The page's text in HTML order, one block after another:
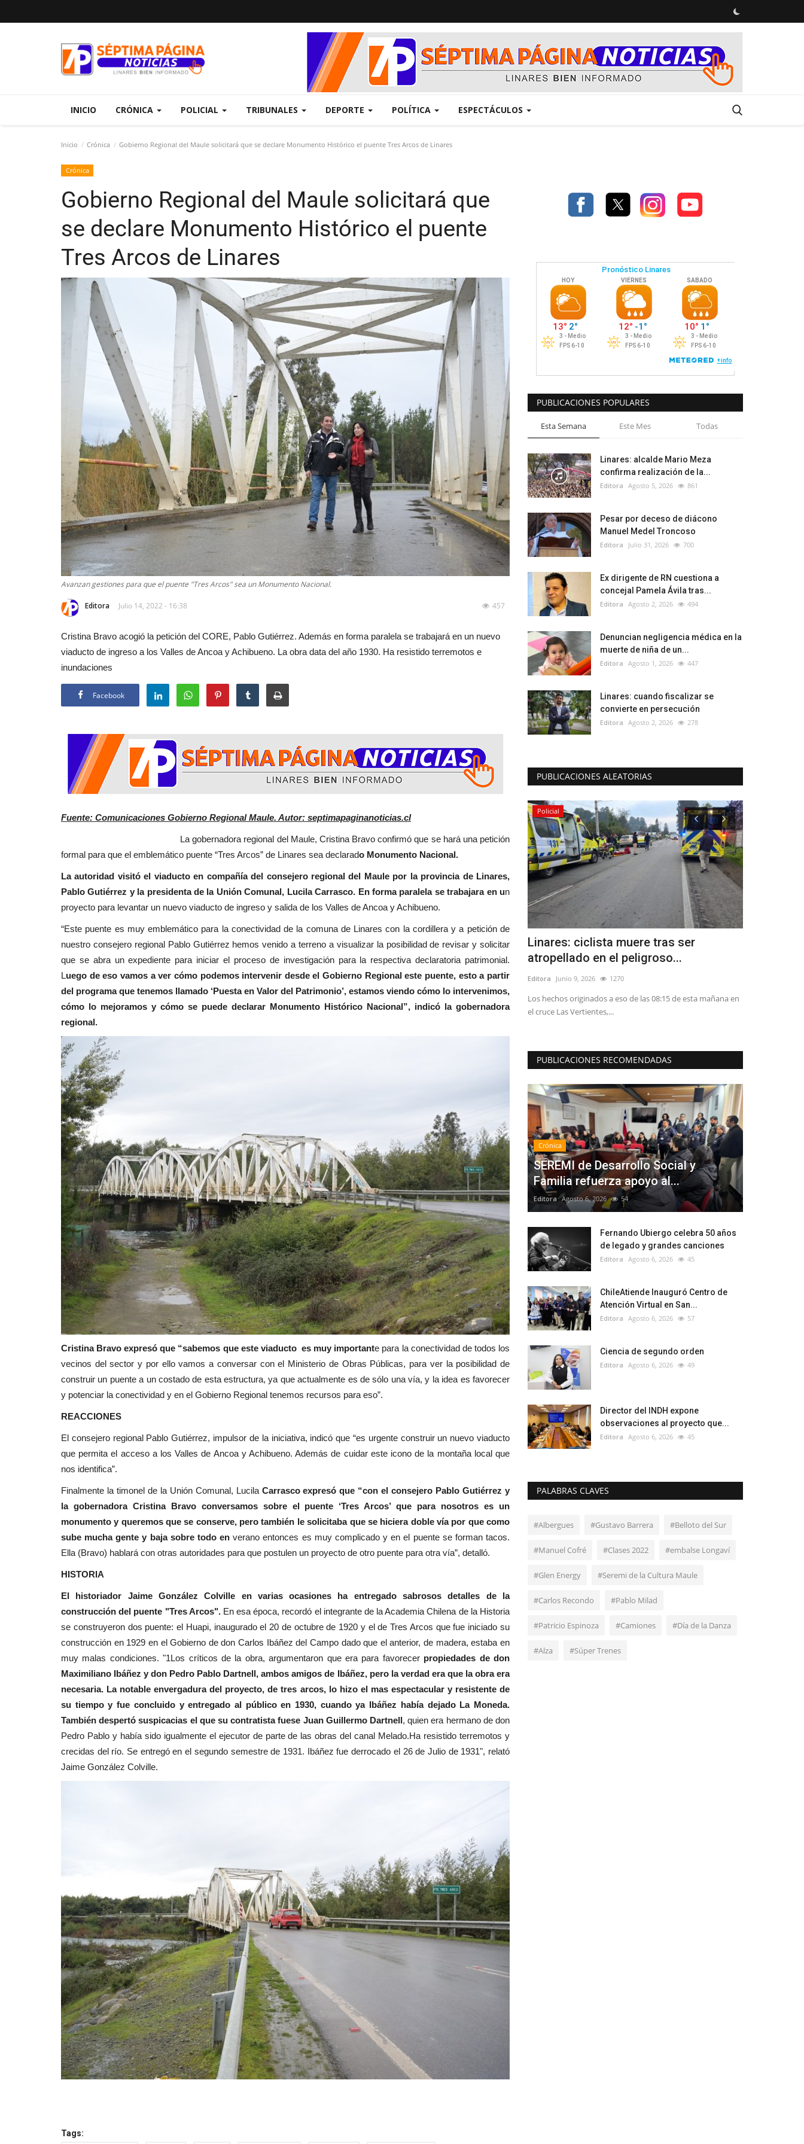
INICIO CRÓNICA POLICIAL TRIBUNALES DEPORTE POLÍTICA ESPECTÁCULOS
Inicio Crónica Gobierno Regional del Maule solicitará que se declare Monumento Histórico el puente Tres Arcos de Linares
Crónica
Gobierno Regional del Maule solicitará que
se declare Monumento Histórico el puente
Tres Arcos de Linares
Avanzan gestiones para que el puente "Tres Arcos" sea un Monumento Nacional.
Editora Julio 14, 2022 - 16:38 457
Cristina Bravo acogió la petición del CORE, Pablo Gutiérrez. Además en forma paralela se trabajará en un nuevo
viaducto de ingreso a los Valles de Ancoa y Achibueno. La obra data del año 1930. Ha resistido terremotos e
inundaciones
Facebook
Fuente: Comunicaciones Gobierno Regional Maule. Autor: septimapaginanoticias.cl
La gobernadora regional del Maule, Cristina Bravo confirmó que se hará una petición
formal para que el emblemático puente “Tres Arcos” de Linares sea declarado Monumento Nacional.
La autoridad visitó el viaducto en compañía del consejero regional del Maule por la provincia de Linares,
Pablo Gutiérrez y la presidenta de la Unión Comunal, Lucila Carrasco. En forma paralela se trabajara en un
proyecto para levantar un nuevo viaducto de ingreso y salida de los Valles de Ancoa y Achibueno.
“Este puente es muy emblemático para la conectividad de la comuna de Linares con la cordillera y a petición de
nuestro consejero regional Pablo Gutiérrez hemos venido a terreno a visualizar la posibilidad de revisar y solicitar
que se abra un expediente para iniciar el proceso de investigación para la respectiva declaratoria patrimonial.
Luego de eso vamos a ver cómo podemos intervenir desde el Gobierno Regional este puente, esto a partir
del programa que tenemos llamado ‘Puesta en Valor del Patrimonio’, estamos viendo cómo lo intervenimos,
cómo lo mejoramos y cómo se puede declarar Monumento Histórico Nacional”, indicó la gobernadora
regional.
Cristina Bravo expresó que “sabemos que este viaducto es muy importante para la conectividad de todos los
vecinos del sector y por ello vamos a conversar con el Ministerio de Obras Públicas, para ver la posibilidad de
construir un puente a un costado de esta estructura, ya que actualmente es de sólo una vía, y la idea es favorecer
y potenciar la conectividad y en el Gobierno Regional tenemos recursos para eso”.
REACCIONES
El consejero regional Pablo Gutiérrez, impulsor de la iniciativa, indicó que “es urgente construir un nuevo viaducto
que permita el acceso a los Valles de Ancoa y Achibueno. Además de cuidar este icono de la montaña local que
nos identifica”.
Finalmente la timonel de la Unión Comunal, LucilaCarrasco expresó que “con el consejero Pablo Gutiérrez y
la gobernadora Cristina Bravo conversamos sobre el puente ‘Tres Arcos’ que para nosotros es un
monumento y queremos que se conserve, pero también le solicitaba que se hiciera doble vía por que como
sube mucha gente y baja sobre todo en verano entonces es muy complicado y en el puente se forman tacos.
Ella (Bravo) hablará con otras autoridades para que postulen un proyecto de otro puente para otra vía”, detalló.
HISTORIA
El historiador Jaime González Colville en varias ocasiones ha entregado sabrosos detalles de la
construcción del puente "Tres Arcos". En esa época, recordó el integrante de la Academia Chilena de la Historia
se construyeron dos puente: el Huapi, inaugurado el 20 de octubre de 1920 y el de Tres Arcos que fue iniciado su
construcción en 1929 en el Gobierno de don Carlos Ibáñez del Campo dado que el anterior, de madera, estaba en
muy malas condiciones. "1Los críticos de la obra, argumentaron que era para favorecer propiedades de don
Maximiliano Ibáñez y don Pedro Pablo Dartnell, ambos amigos de Ibáñez, pero la verdad era que la obra era
necesaria. La notable envergadura del proyecto, de tres arcos, lo hizo el mas espectacular y resistente de
su tiempo y fue concluido y entregado al público en 1930, cuando ya Ibáñez había dejado La Moneda.
También despertó suspicacias el que su contratista fuese Juan Guillermo Dartnell, quien era hermano de don
Pedro Pablo y había sido igualmente el ejecutor de parte de las obras del canal Melado.Ha resistido terremotos y
crecidas del río. Se entregó en el segundo semestre de 1931. Ibáñez fue derrocado el 26 de Julio de 1931", relató
Jaime González Colville.
Tags:
PUBLICACIONES POPULARES
Esta Semana Este Mes Todas
Linares: alcalde Mario Meza
confirma realización de la...
Editora Agosto 5, 2026 861
Pesar por deceso de diácono
Manuel Medel Troncoso
Editora Julio 31, 2026 700
Ex dirigente de RN cuestiona a
concejal Pamela Ávila tras...
Editora Agosto 2, 2026 494
Denuncian negligencia médica en la
muerte de niña de un...
Editora Agosto 1, 2026 447
Linares: cuando fiscalizar se
convierte en persecución
Editora Agosto 2, 2026 278
PUBLICACIONES ALEATORIAS
Estudio revela que accidentes de
trayecto ocurren al final...
Editora Agosto 4, 2026 109
Los eventos que acontecen entre las 18:00 y las 24:00 horas
y de viernes a domingo...
(VIDEO) Prisión preventiva para dos
imputados por crimen...
Editora Mayo 18, 2026 523
Los hechos ocurrieron en abril del año pasado en la vía
pública
Policial
Linares: ciclista muere tras ser
atropellado en el peligroso...
Editora Junio 9, 2026 1270
Los hechos originados a eso de las 08:15 de esta mañana en
el cruce Las Vertientes,...
PUBLICACIONES RECOMENDADAS
Crónica
SEREMI de Desarrollo Social y
Familia refuerza apoyo al...
Editora Agosto 6, 2026 54
Fernando Ubiergo celebra 50 años
de legado y grandes canciones
Editora Agosto 6, 2026 45
ChileAtiende Inauguró Centro de
Atención Virtual en San...
Editora Agosto 6, 2026 57
Ciencia de segundo orden
Editora Agosto 6, 2026 49
Director del INDH expone
observaciones al proyecto que...
Editora Agosto 6, 2026 45
PALABRAS CLAVES
#Albergues #Gustavo Barrera #Belloto del Sur
#Manuel Cofré #Clases 2022 #embalse Longaví
#Glen Energy #Seremi de la Cultura Maule
#Carlos Recondo #Pablo Milad
#Patricio Espinoza #Camiones #Día de la Danza
#Alza #Súper Trenes